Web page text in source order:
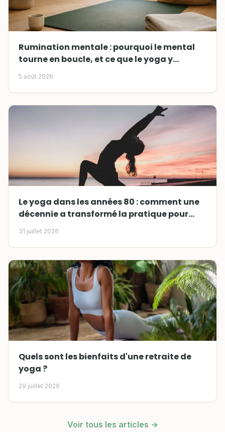
Rumination mentale : pourquoi le mental
tourne en boucle, et ce que le yoga y
change
5 août 2026
Le yoga dans les années 80 : comment une
décennie a transformé la pratique pour
toujours
31 juillet 2026
Quels sont les bienfaits d'une retraite de
yoga ?
29 juillet 2026
Voir tous les articles →